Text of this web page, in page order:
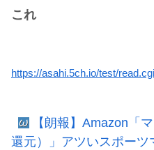
これ
https://asahi.5ch.io/test/
【朗報】Amazon「
還元）」アツいスポーツ